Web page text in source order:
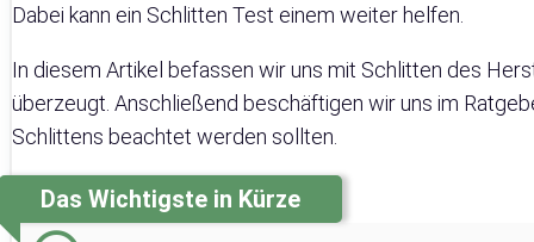
Dabei kann ein Schlitten Test einem weiter helfen.
In diesem Artikel befassen wir uns mit Schlitten des
überzeugt. Anschließend beschäftigen wir uns im
Schlittens beachtet werden sollten.
Das Wichtigste in Kürze